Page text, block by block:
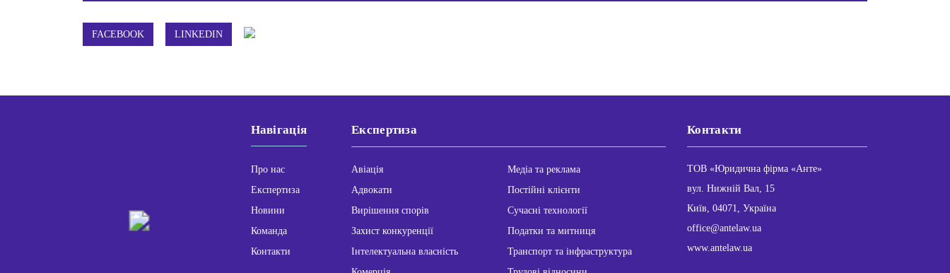
FACEBOOK LINKEDIN
Навігація
Про нас
Експертиза
Новини
Команда
Контакти
Експертиза
Авіація
Адвокати
Вирішення спорів
Захист конкуренції
Інтелектуальна власність
Медіа та реклама
Постійні клієнти
Сучасні технології
Податки та митниця
Транспорт та інфраструктура
Контакти
ТОВ «Юридична фірма «Анте»
вул. Нижній Вал, 15
Київ, 04071, Україна
office@antelaw.ua
www.antelaw.ua